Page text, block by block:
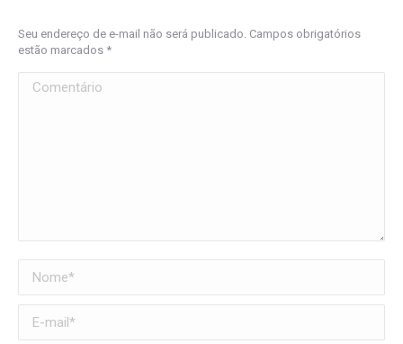
Seu endereço de e-mail não será publicado. Campos obrigatórios
estão marcados *
Comentário
Nome *
E-mail *